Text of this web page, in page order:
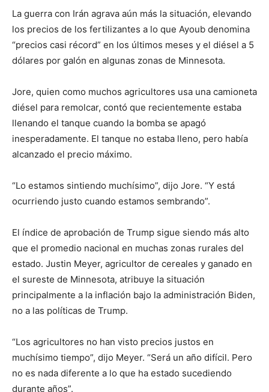
La guerra con Irán agrava aún más la situación, elevando
los precios de los fertilizantes a lo que Ayoub denomina
“precios casi récord” en los últimos meses y el diésel a 5
dólares por galón en algunas zonas de Minnesota.
Jore, quien como muchos agricultores usa una camioneta
diésel para remolcar, contó que recientemente estaba
llenando el tanque cuando la bomba se apagó
inesperadamente. El tanque no estaba lleno, pero había
alcanzado el precio máximo.
“Lo estamos sintiendo muchísimo”, dijo Jore. “Y está
ocurriendo justo cuando estamos sembrando”.
El índice de aprobación de Trump sigue siendo más alto
que el promedio nacional en muchas zonas rurales del
estado. Justin Meyer, agricultor de cereales y ganado en
el sureste de Minnesota, atribuye la situación
principalmente a la inflación bajo la administración Biden,
no a las políticas de Trump.
“Los agricultores no han visto precios justos en
muchísimo tiempo”, dijo Meyer. “Será un año difícil. Pero
no es nada diferente a lo que ha estado sucediendo
durante años”.